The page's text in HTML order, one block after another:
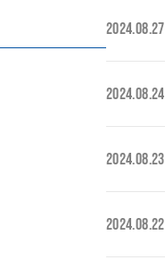
2024.08.27
2024.08.24
2024.08.23
2024.08.22